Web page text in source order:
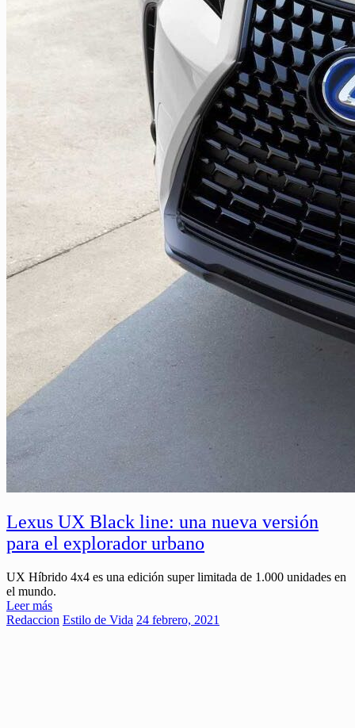
Lexus UX Black line: una nueva versión
para el explorador urbano
UX Híbrido 4x4 es una edición super limitada de 1.000 unidades en
el mundo.
Leer más
Redaccion Estilo de Vida 24 febrero, 2021